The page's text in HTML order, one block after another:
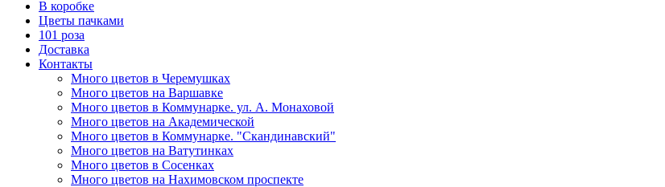
В коробке
Цветы пачками
101 роза
Доставка
Контакты
Много цветов в Черемушках
Много цветов на Варшавке
Много цветов в Коммунарке. ул. А. Монаховой
Много цветов на Академической
Много цветов в Коммунарке. "Скандинавский"
Много цветов на Ватутинках
Много цветов в Сосенках
Много цветов на Нахимовском проспекте